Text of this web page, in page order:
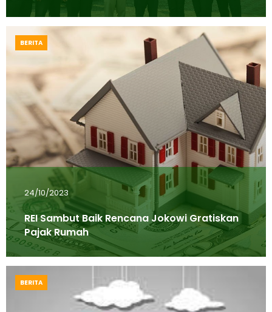
24/10/2023
REI Sambut Baik Rencana Jokowi Gratiskan
Pajak Rumah
BERITA
BERITA